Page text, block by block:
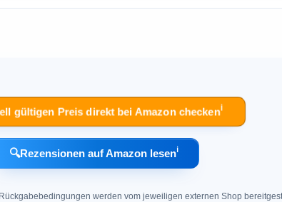
gültigen Preis direkt bei Amazon checkenℹ︎
🔍Rezensionen auf Amazon lesenℹ︎
werden vom jeweiligen externen Shop